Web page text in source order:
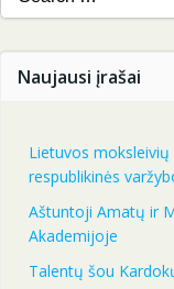
for:
Naujausi įrašai
Lietuvos
respublikinės
Aštuntoji Amatų ir
Akademijoje
Talentų šou